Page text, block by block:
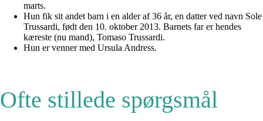
marts.
Hun fik sit andet barn i en alder af 36 år, en datter ved navn Sole
Trussardi, født den 10. oktober 2013. Barnets far er hendes
kæreste (nu mand), Tomaso Trussardi.
Hun er venner med Ursula Andress.
Ofte stillede spørgsmål